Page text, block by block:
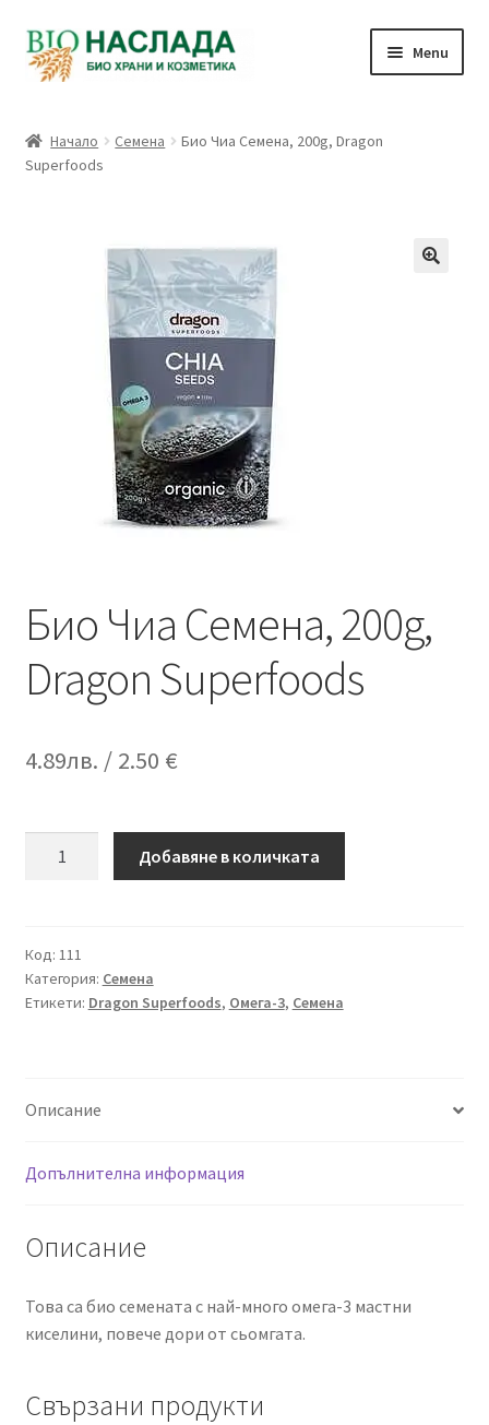
Skip
to
Skip
to
Menu
Количка
Връзка с нас
Начало Семена
Био Чиа Семена, 200g, Dragon
Superfoods
Био Чиа Семена, 200g,
Dragon Superfoods
4.89лв. / 2.50 €
Семена,
200g,
Dragon
Добавяне в количката
Код: 111
Категория: Семена
Етикети: Dragon Superfoods, Омега-3, Семена
Описание
Допълнителна информация
Описание
Това са био семената с най-много омега-3 мастни
киселини, повече дори от сьомгата.
Свързани продукти